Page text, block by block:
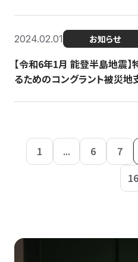
2024.02.01 お知らせ
【令和6年1月 能登半島地震
るためのコングラント被災地
1 ... 6 7
16